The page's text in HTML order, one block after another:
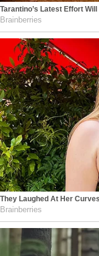
Tarantino’s Latest Effort
Brainberries
They Laughed At Her
Brainberries